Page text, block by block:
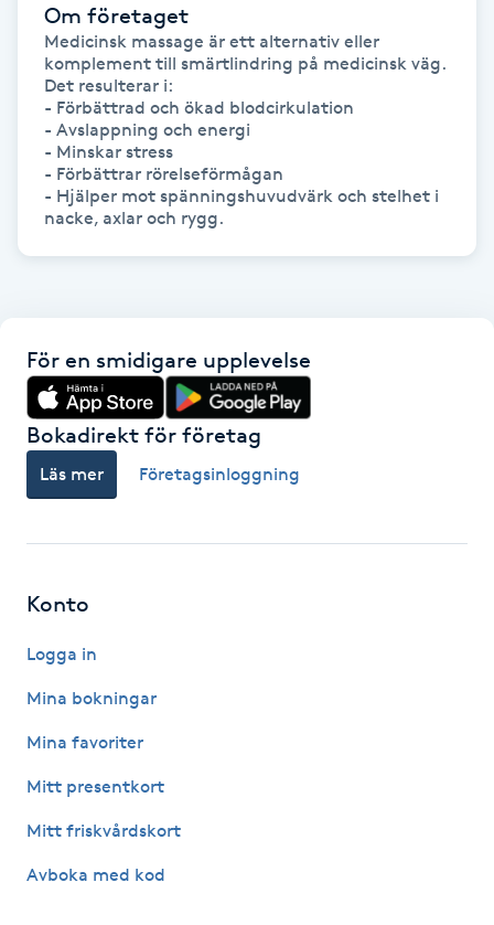
Gelenaglar
Gellack
Gellack med förstärkning
Gravidmassage
Gravidyoga
Gua Sha-massage
H
Hatha Yoga
Healing
Herrklippning
Hollywood Peel
Hot Stone Massage
Om företaget
Medicinsk massage är ett alternativ eller
komplement till smärtlindring på medicinsk väg.
Det resulterar i:
- Förbättrad och ökad blodcirkulation
- Avslappning och energi
- Minskar stress
- Förbättrar rörelseförmågan
- Hjälper mot spänningshuvudvärk och stelhet i
För en smidigare upplevelse
Bokadirekt för företag
Läs mer Företagsinloggning
Konto
Logga in
Mina bokningar
Mina favoriter
Mitt presentkort
Mitt friskvårdskort
Avboka med kod